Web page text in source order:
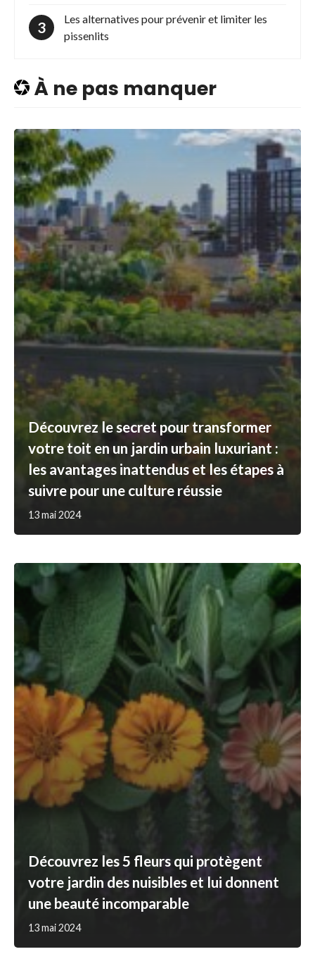
Les alternatives pour prévenir et limiter les
pissenlits
À ne pas manquer
Découvrez le secret pour transformer
votre toit en un jardin urbain luxuriant :
les avantages inattendus et les étapes à
suivre pour une culture réussie
13 mai 2024
Découvrez les 5 fleurs qui protègent
votre jardin des nuisibles et lui donnent
une beauté incomparable
13 mai 2024